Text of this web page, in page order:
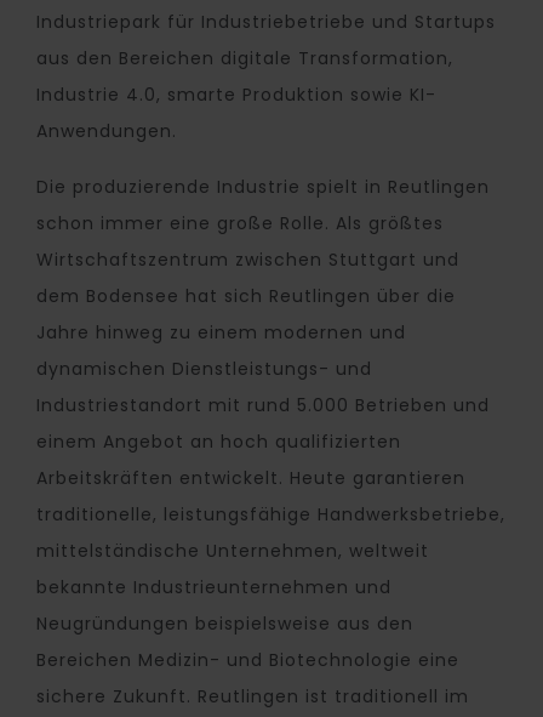
Industriepark für Industriebetriebe und Startups
aus den Bereichen digitale Transformation,
Industrie 4.0, smarte Produktion sowie KI-
Anwendungen.
Die produzierende Industrie spielt in Reutlingen
schon immer eine große Rolle. Als größtes
Wirtschaftszentrum zwischen Stuttgart und
dem Bodensee hat sich Reutlingen über die
Jahre hinweg zu einem modernen und
dynamischen Dienstleistungs- und
Industriestandort mit rund 5.000 Betrieben und
einem Angebot an hoch qualifizierten
Arbeitskräften entwickelt. Heute garantieren
traditionelle, leistungsfähige Handwerksbetriebe,
mittelständische Unternehmen, weltweit
bekannte Industrieunternehmen und
Neugründungen beispielsweise aus den
Bereichen Medizin- und Biotechnologie eine
sichere Zukunft. Reutlingen ist traditionell im